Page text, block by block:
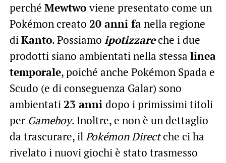
perché Mewtwoviene presentato come un
Pokémon creato 20 anni fanella regione
diKanto. Possiamo ipotizzareche i due
prodotti siano ambientati nella stessa linea
temporale, poiché anche Pokémon Spada e
Scudo (e di conseguenza Galar) sono
ambientati23 anni dopo i primissimi titoli
per Gameboy. Inoltre, e non è un dettaglio
da trascurare, ilPokémon Directche ci ha
rivelato i nuovi giochi è stato trasmesso